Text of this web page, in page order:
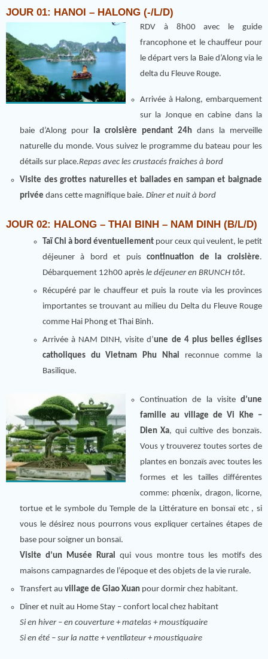
JOUR 01: HANOI – HALONG (-/L/D)
RDV à 8h00 avec le guide
francophone et le chauffeur pour
le départ vers la Baie d’Along via le
delta du Fleuve Rouge.
Arrivée à Halong, embarquement
sur la Jonque en cabine dans la
baie d’Along pour la croisière pendant 24h dans la merveille
naturelle du monde. Vous suivez le programme du bateau pour les
détails sur place.Repas avec les crustacés fraiches à bord
Visite des grottes naturelles et ballades en sampan et baignade
privée dans cette magnifique baie. Dîner et nuit à bord
JOUR 02: HALONG – THAI BINH – NAM DINH (B/L/D)
Taï Chi à bord éventuellementpour ceux qui veulent, le petit
déjeuner à bord et puiscontinuation de la croisière.
Débarquement 12h00 après le déjeuner en BRUNCH tôt.
Récupéré par le chauffeur et puis la route via les provinces
importantes se trouvant au milieu du Delta du Fleuve Rouge
comme Hai Phong et Thai Binh.
Arrivée à NAM DINH, visite d’une de 4 plus belles églises
catholiques du Vietnam Phu Nhai reconnue comme la
Basilique.
Continuation de la visited’une
famille au village de Vi Khe –
Dien Xa, qui cultive des bonzaïs.
Vous y trouverez toutes sortes de
plantes en bonzaïs avec toutes les
formes et les tailles différentes
comme: phœnix, dragon, licorne,
tortue et le symbole du Temple de la Littérature en bonsaï etc , si
vous le désirez nous pourrons vous expliquer certaines étapes de
base pour soigner un bonsaï.
Visite d’un Musée Rural
qui vous montre tous les motifs des
maisons campagnardes de l’époque et des objets de la vie rurale.
Transfert au village de Giao Xuanpour dormir chez habitant.
Dîner et nuit au Home Stay – confort local chez habitant
Si en hiver – en couverture + matelas + moustiquaire
Si en été – sur la natte + ventilateur + moustiquaire